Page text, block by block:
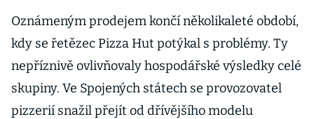
Oznámeným prodejem končí několikaleté období,
kdy se řetězec Pizza Hut potýkal s problémy. Ty
nepříznivě ovlivňovaly hospodářské výsledky celé
skupiny. Ve Spojených státech se provozovatel
pizzerií snažil přejít od dřívějšího modelu